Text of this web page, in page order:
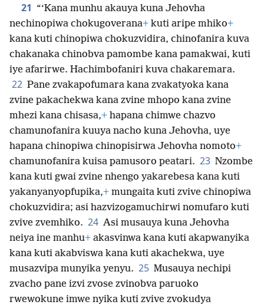
21 “‘Kana munhu akauya kuna Jehovha
nechinopiwa chokugoverana+ kuti aripe mhiko+
kana kuti chinopiwa chokuzvidira, chinofanira kuva
chakanaka chinobva pamombe kana pamakwai, kuti
iye afarirwe. Hachimbofaniri kuva chakaremara.
22 Pane zvakapofumara kana zvakatyoka kana
zvine pakachekwa kana zvine mhopo kana zvine
mhezi kana chisasa,+ hapana chimwe chazvo
chamunofanira kuuya nacho kuna Jehovha, uye
hapana chinopiwa chinopisirwa Jehovha nomoto+
chamunofanira kuisa pamusoro peatari. 23 Nzombe
kana kuti gwai zvine nhengo yakarebesa kana kuti
yakanyanyopfupika,+ mungaita kuti zvive chinopiwa
chokuzvidira; asi hazvizogamuchirwi nomufaro kuti
zvive zvemhiko. 24 Asi musauya kuna Jehovha
neiya ine manhu+ akasvinwa kana kuti akapwanyika
kana kuti akabviswa kana kuti akachekwa, uye
musazvipa munyika yenyu. 25 Musauya nechipi
zvacho pane izvi zvose zvinobva paruoko
rwewokune imwe nyika kuti zvive zvokudya